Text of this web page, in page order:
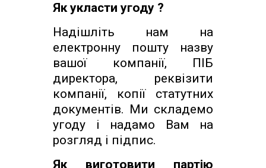
Як укласти угоду ?
Надішліть нам на
електронну пошту назву
вашої компанії, ПІБ
директора, реквізити
компанії, копії статутних
документів. Ми складемо
угоду і надамо Вам на
розгляд і підпис.
Як виготовити партію